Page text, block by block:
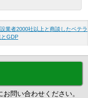
業者2000社以上と商談したベテラ
GDP
問い合わせください。